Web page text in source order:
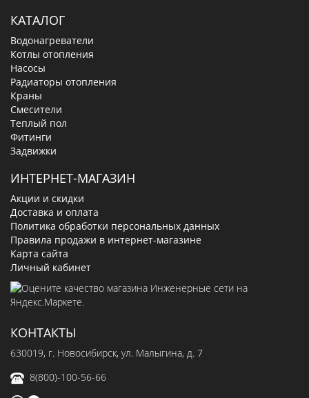
КАТАЛОГ
Водонагреватели
Котлы отопления
Насосы
Радиаторы отопления
Краны
Смесители
Теплый пол
Фитинги
Задвижки
ИНТЕРНЕТ-МАГАЗИН
Акции и скидки
Доставка и оплата
Политика обработки персональных данных
Правила продажи в интернет-магазине
Карта сайта
Личный кабинет
КОНТАКТЫ
630019, г. Новосибирск, ул. Малыгина, д. 7
8(800)-100-56-66